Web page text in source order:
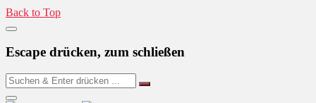
Back to Top
Escape drücken, zum schließen